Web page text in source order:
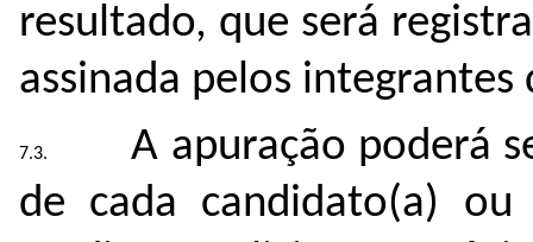
resultado, que será
assinada pelos integrantes
A apuração poderá
de cada candidato(a)